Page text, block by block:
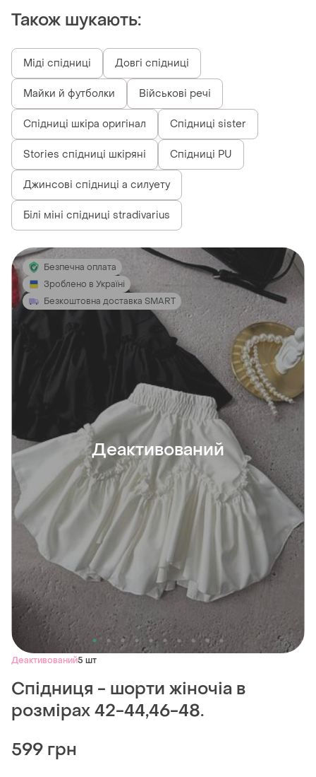
Також шукають:
Міді спідниці Довгі спідниці
Майки й футболки Військові речі
Спідниці шкіра оригінал Спідниці sister
Stories спідниці шкіряні Спідниці PU
Джинсові спідниці а силуету
Білі міні спідниці stradivarius
Безпечна оплата
Зроблено в Україні
Безкоштовна доставка SMART
Деактивований
Деактивований5 шт
Спідниця - шорти жіночіа в
розмірах 42-44,46-48.
599 грн